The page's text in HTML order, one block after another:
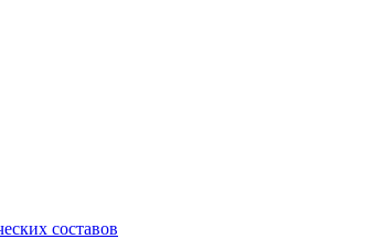
составов